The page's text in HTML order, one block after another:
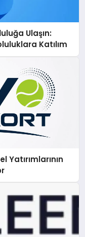
Ulaşın:
Katılım
Yatırımlarının